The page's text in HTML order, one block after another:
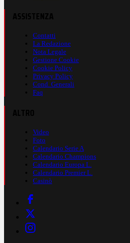
Contatti
La Redazione
Nota Legale
Gestione Cookie
Cookie Policy
Privacy Policy
Cond. Generali
Faq
Video
Foto
Calendario Serie A
Calendario Champions
Calendario Europa L.
Calendario Premier L.
Casinò